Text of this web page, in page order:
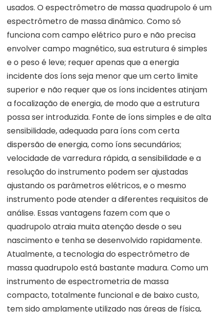
usados. O espectrômetro de massa quadrupolo é um
espectrômetro de massa dinâmico. Como só
funciona com campo elétrico puro e não precisa
envolver campo magnético, sua estrutura é simples
e o peso é leve; requer apenas que a energia
incidente dos íons seja menor que um certo limite
superior e não requer que os íons incidentes atinjam
a focalização de energia, de modo que a estrutura
possa ser introduzida. Fonte de íons simples e de alta
sensibilidade, adequada para íons com certa
dispersão de energia, como íons secundários;
velocidade de varredura rápida, a sensibilidade e a
resolução do instrumento podem ser ajustadas
ajustando os parâmetros elétricos, e o mesmo
instrumento pode atender a diferentes requisitos de
análise. Essas vantagens fazem com que o
quadrupolo atraia muita atenção desde o seu
nascimento e tenha se desenvolvido rapidamente.
Atualmente, a tecnologia do espectrômetro de
massa quadrupolo está bastante madura. Como um
instrumento de espectrometria de massa
compacto, totalmente funcional e de baixo custo,
tem sido amplamente utilizado nas áreas de física,